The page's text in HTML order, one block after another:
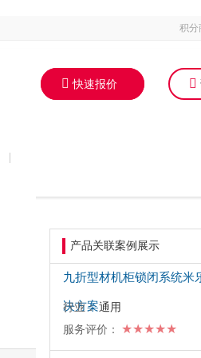
积分
快速报价
产品关联案例展示
九折型材机柜锁闭系统米
决方案
行业： 通用
服务评价：
★★★★★